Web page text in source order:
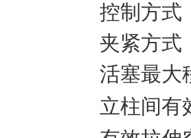
控制方式
夹紧方式
活塞最大
立柱间有